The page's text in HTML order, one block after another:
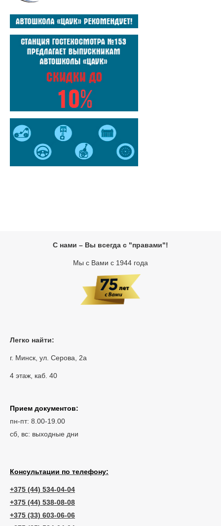
С нами – Вы всегда с "правами"!
Мы с Вами с 1944 года
Легко найти:
г. Минск, ул. Серова, 2а
4 этаж, каб. 40
Прием документов:
пн-пт: 8.00-19.00
сб, вс: выходные дни
Консультации по телефону:
+375 (44) 534-04-04
+375 (44) 538-08-08
+375 (33) 603-06-06